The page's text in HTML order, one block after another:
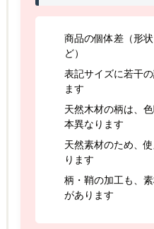
商品の個体差（形
ど）
表記サイズに若干
ます
天然木材の柄は、
本異なります
天然素材のため、
ります
柄・鞘の加工も、
があります